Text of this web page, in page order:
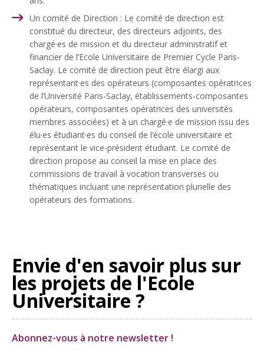
Un comité de Direction : Le comité de direction est
constitué du directeur, des directeurs adjoints, des
chargé·es de mission et du directeur administratif et
financier de l’Ecole Universitaire de Premier Cycle Paris-
Saclay. Le comité de direction peut être élargi aux
représentant·es des opérateurs (composantes opératrices
de l’Université Paris-Saclay, établissements-composantes
opérateurs, composantes opératrices des universités
membres associées) et à un chargé·e de mission issu des
élu·es étudiant·es du conseil de l’école universitaire et
représentant le vice-président étudiant. Le comité de
direction propose au conseil la mise en place des
commissions de travail à vocation transverses ou
thématiques incluant une représentation plurielle des
opérateurs des formations.
Envie d'en savoir plus sur
les projets de l'Ecole
Universitaire ?
Abonnez-vous à notre newsletter !